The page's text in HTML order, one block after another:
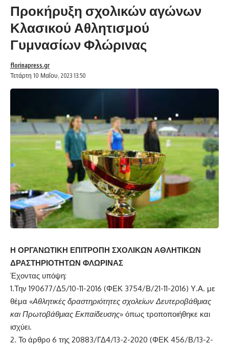
Προκήρυξη σχολικών αγώνων
Κλασικού Αθλητισμού
Γυμνασίων Φλώρινας
Τετάρτη 10 Μαΐου, 2023 13:50
florinapress.gr
Η ΟΡΓΑΝΩΤΙΚΗ ΕΠΙΤΡΟΠΗ ΣΧΟΛΙΚΩΝ ΑΘΛΗΤΙΚΩΝ
ΔΡΑΣΤΗΡΙΟΤΗΤΩΝ ΦΛΩΡΙΝΑΣ
Έχοντας υπόψη:
1.Την 190677/Δ5/10-11-2016 (ΦΕΚ 3754/Β/21-11-2016) Υ.Α. με
θέμα «Αθλητικές δραστηριότητες σχολείων Δευτεροβάθμιας
και Πρωτοβάθμιας Εκπαίδευσης» όπως τροποποιήθηκε και
ισχύει.
Το άρθρο 6 της 20883/ΓΔ4/13-2-2020 (ΦΕΚ 456/Β/13-2-